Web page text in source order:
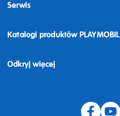
Serwis
Odstąpienie od umowy
Katalogi produktów PLAYMOBIL
Odkryj więcej